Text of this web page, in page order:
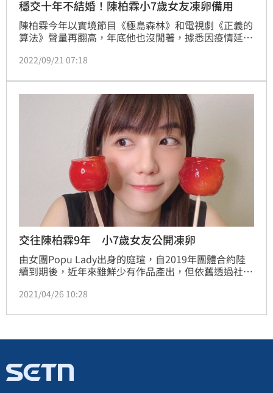
穩交十年不結婚！陳柏霖小7歲女友凍卵備用
陳柏霖今年以實境節目《極島森林》和電視劇《正義的
算法》聲量再翻高，年底他也沒閒著，據悉因疫情延宕
年的女友庭瑄不急著結婚，只不過女方已經先凍卵，以
2022/09/21 07:18
交往陳柏霖9年 小7歲女友公開凍卵
由女團Popu Lady出身的庭瑄，自2019年團體合約陸
續到期後，近年來雖鮮少有作品產出，但依舊透過社群
（25）日庭瑄更大方曬出自己的凍卵過程與心得，掀起
2021/04/26 10:28